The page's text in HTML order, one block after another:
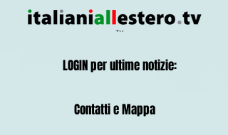
Contatti e Mappa
LOGIN per ultime notizie: